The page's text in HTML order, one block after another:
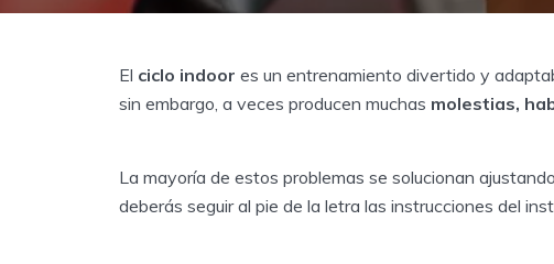
El ciclo indoor es un entrenamiento divertido y
sin embargo, a veces producen muchas molestias,
La mayoría de estos problemas se solucionan
deberás seguir al pie de la letra las instrucciones del